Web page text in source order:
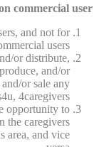
commercial user
and not for
users.
or distribute,
and/or
or sale any
4caregivers.
opportunity to
the caregivers
area, and vice